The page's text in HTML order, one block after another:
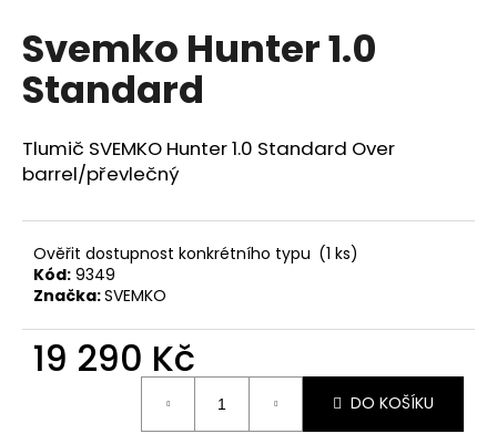
produktu
je
0,0
z
hvězdiček.
Svemko Hunter 1.0
Standard
Tlumič SVEMKO Hunter 1.0 Standard Over
barrel/převlečný
Ověřit dostupnost konkrétního typu (1 ks)
Kód: 9349
Značka:SVEMKO
19 290 Kč
DO KOŠÍKU
a
j
í
t
?
HLEDAT
D